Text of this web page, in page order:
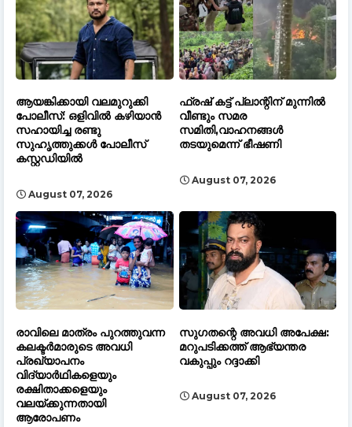
ആയങ്കിക്കായി വലമുറുക്കി
പോലീസ്: ഒളിവിൽ കഴിയാൻ
സഹായിച്ച രണ്ടു
സുഹൃത്തുക്കൾ പോലീസ്
കസ്റ്റഡിയിൽ
August 07, 2026
ഫ്രഷ് കട്ട് പ്ലാന്റിന് മുന്നിൽ
വീണ്ടും സമര
സമിതി,വാഹനങ്ങൾ
തടയുമെന്ന് ഭീഷണി
August 07, 2026
രാവിലെ മാത്രം പുറത്തുവന്ന
കലക്ടർമാരുടെ അവധി
പ്രഖ്യാപനം
വിദ്യാർഥികളെയും
രക്ഷിതാക്കളെയും
വലയ്ക്കുന്നതായി
ആരോപണം
സുഗതന്റെ അവധി അപേക്ഷ:
മറുപടിക്കത്ത് ആഭ്യന്തര
വകുപ്പും റദ്ദാക്കി
August 07, 2026